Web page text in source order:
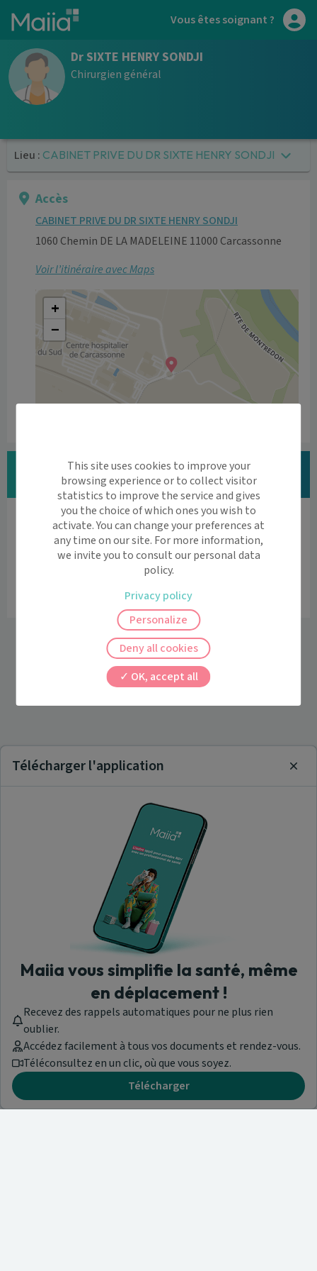
Aller au contenu principal Vous êtes soignant ?
Dr SIXTE HENRY SONDJI
Chirurgien général
Lieu : CABINET PRIVE DU DR SIXTE HENRY SONDJI
Accès
CABINET PRIVE DU DR SIXTE HENRY SONDJI
1060 Chemin DE LA MADELEINE 11000 Carcassonne
Voir l’itinéraire avec Maps
+
−
Vous êtes Dr SIXTE HENRY SONDJI ?
Modifier vos informations
Vous êtes professionnel de santé ?
Découvrez l'agenda en ligne et la téléconsultation
par Maiia
Vous êtes professionnel de santé
Télécharger l'application
Maiia vous simplifie la santé, même
en déplacement !
Recevez des rappels automatiques pour ne plus rien
oublier.
Accédez facilement à tous vos documents et rendez-vous.
Téléconsultez en un clic, où que vous soyez.
Télécharger
This site uses cookies to improve your
browsing experience or to collect visitor
statistics to improve the service and gives
you the choice of which ones you wish to
activate. You can change your preferences at
any time on our site. For more information,
we invite you to consult our personal data
policy.
OK, accept all
Deny all cookies
Personalize
Privacy policy